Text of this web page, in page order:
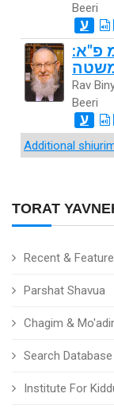
TORAT
Recent &
Parshat Shavua
Chagim &
Search Database
Institute For
Beeri
ע
פ"א:
Rav
Beeri
ע
Additional